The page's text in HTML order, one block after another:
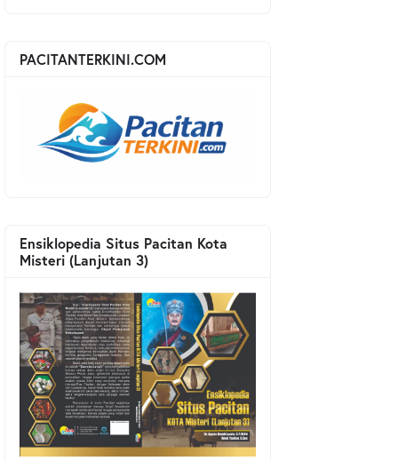
PACITANTERKINI.COM
Ensiklopedia Situs Pacitan Kota
Misteri (Lanjutan 3)